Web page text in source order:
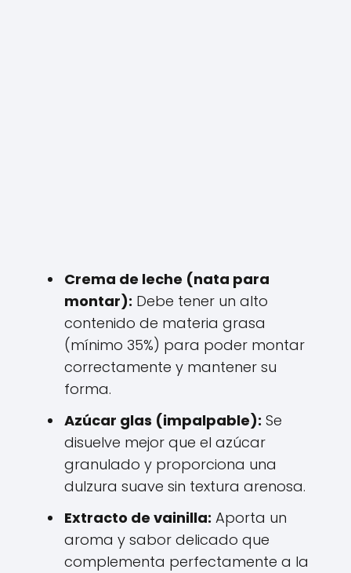
Crema de leche (nata para
montar): Debe tener un alto
contenido de materia grasa
(mínimo 35%) para poder montar
correctamente y mantener su
forma.
Azúcar glas (impalpable): Se
disuelve mejor que el azúcar
granulado y proporciona una
dulzura suave sin textura arenosa.
Extracto de vainilla: Aporta un
aroma y sabor delicado que
complementa perfectamente a la